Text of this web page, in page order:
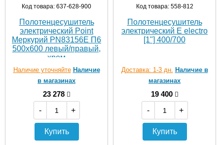
Код товара: 637-628-900
Полотенцесушитель
электрический Point
Меркурий PN83156E П6
500x600 левый/правый,
хром
Наличие уточняйте Наличие
в магазинах
23 278
-
+
Купить
Код товара: 558-812
Полотенцесушитель
электрический E electro
[1"] 400/700
Доставка: 1-3 дн. Наличие в
магазинах
19 400
-
+
Купить